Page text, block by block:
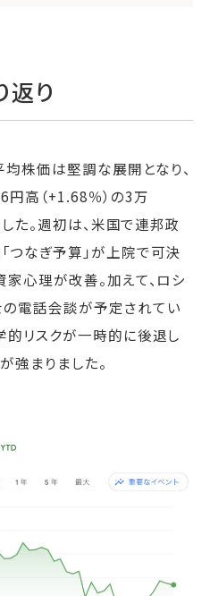
返り
株価は堅調な展開となり、
高（+1.68％）の3万
。週初は、米国で連邦政
つなぎ予算」が上院で可決
心理が改善。加えて、ロシ
電話会談が予定されてい
的リスクが一時的に後退し
強まりました。